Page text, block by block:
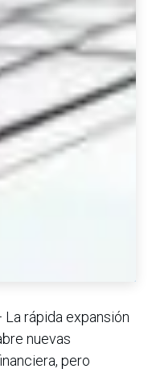
rápida expansión
nuevas
pero